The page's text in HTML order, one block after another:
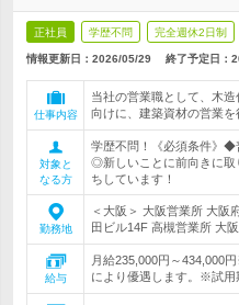
正社員 学歴不問 完全週休2日制
情報更新日：2026/05/29 終了予定日：
仕事内容
当社の営業職として、木
向けに、建築資材の営業を
対象と
なる方
学歴不問！《必須条件》
◎新しいことに前向きに取
ちしています！
勤務地
＜大阪＞ 大阪営業所 大阪
田ビル14F 高槻営業所 大
給与
月給235,000円～434,000
により優遇します。※試用